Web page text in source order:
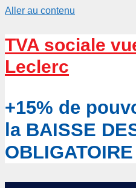
Aller au contenu
TVA sociale
Leclerc
+15% de
la BAISSE
OBLIGATOIRE